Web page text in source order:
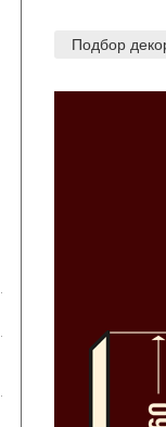
Подбор